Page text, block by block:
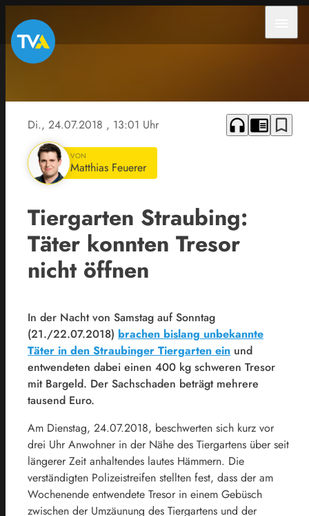
Boston
Library
Di., 24.07.2018 , 13:01 Uhr headphones chrome_reader_mode bookmark_border
VON
Matthias Feuerer
Tiergarten Straubing:
Täter konnten Tresor
nicht öffnen
In der Nacht von Samstag auf Sonntag
(21./22.07.2018) brachen bislang unbekannte
Täter in den Straubinger Tiergarten ein und
entwendeten dabei einen 400 kg schweren Tresor
mit Bargeld. Der Sachschaden beträgt mehrere
tausend Euro.
Am Dienstag, 24.07.2018, beschwerten sich kurz vor
drei Uhr Anwohner in der Nähe des Tiergartens über seit
längerer Zeit anhaltendes lautes Hämmern. Die
verständigten Polizeistreifen stellten fest, dass der am
Wochenende entwendete Tresor in einem Gebüsch
zwischen der Umzäunung des Tiergartens und der